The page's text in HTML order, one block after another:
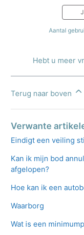
Aantal
Hebt u meer
Terug naar boven
Verwante
Eindigt een veiling
Kan ik mijn bod
afgelopen?
Hoe kan ik een
Waarborg
Wat is een